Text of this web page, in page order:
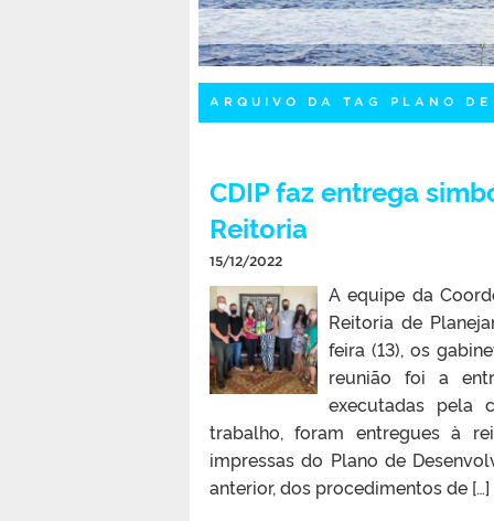
ARQUIVO DA TAG PLANO
CDIP faz entrega
Reitoria
15/12/2022
A equipe da
Reitoria de
feira (13), os
reunião foi a
executadas pela
trabalho, foram entregues à
impressas do Plano de
anterior, dos procedimentos de […]